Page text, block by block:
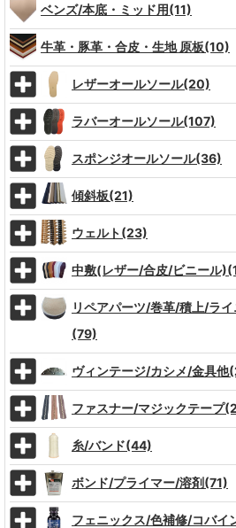
ベンズ/本底・ミッド用(11)
牛革・豚革・合皮・生地 原板(10)
レザーオールソール(20)
ラバーオールソール(107)
スポンジオールソール(36)
傾斜板(21)
ウェルト(23)
中敷(レザー/合皮/ビニール
リペアパーツ/巻革/積上/ラ
(79)
ヴィンテージ/カシメ/金具他
ファスナー/マジックテープ
糸/バンド(44)
ボンド/プライマー/溶剤(71)
フェニックス/色補修/コバイ